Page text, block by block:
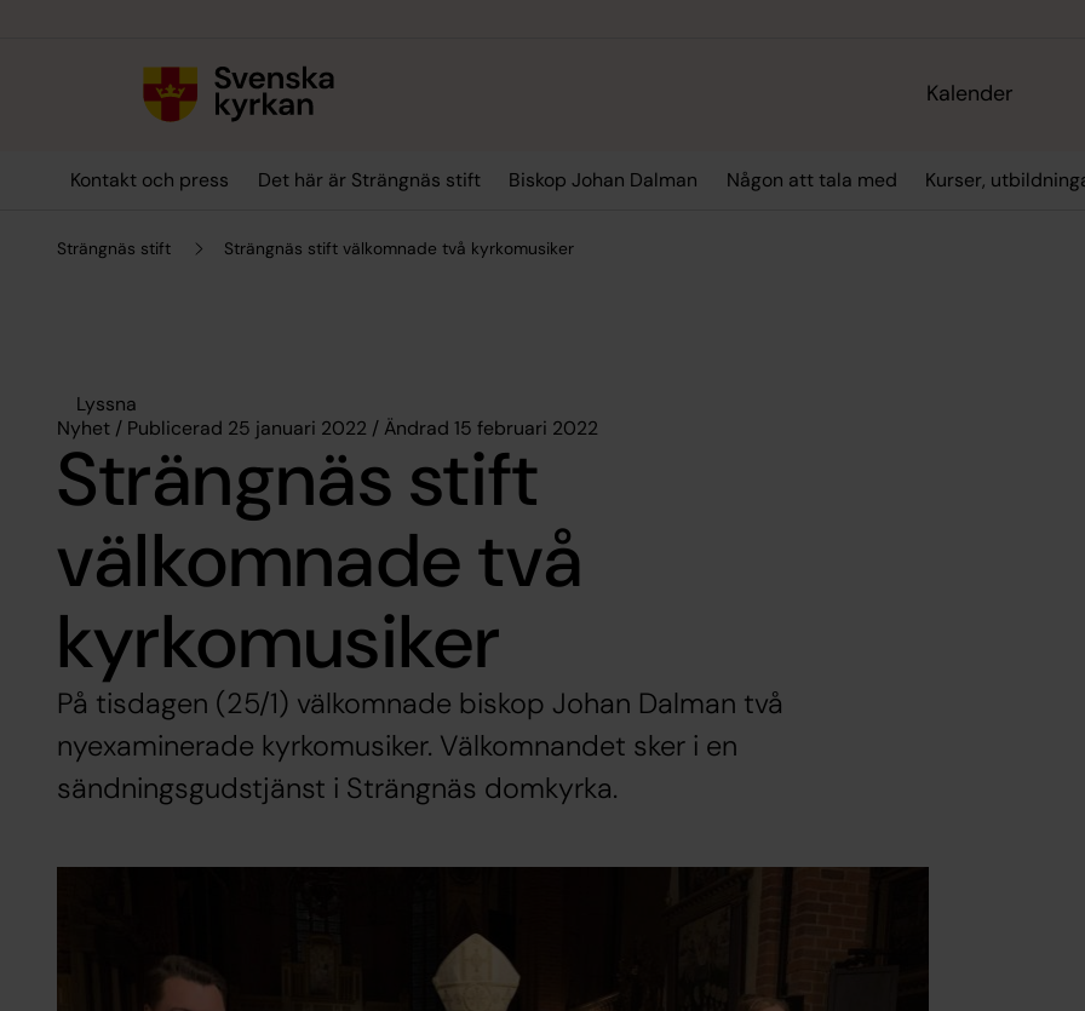
Kalender
Kontakt och press Det här är Strängnäs stift Biskop Johan Dalman Någon att tala med Kurser,
Strängnäs stift Strängnäs stift välkomnade två kyrkomusiker
Lyssna
Nyhet / Publicerad 25 januari 2022 / Ändrad 15 februari 2022
Strängnäs stift
välkomnade två
kyrkomusiker
På tisdagen (25/1) välkomnade biskop Johan Dalman två
nyexaminerade kyrkomusiker. Välkomnandet sker i en
sändningsgudstjänst i Strängnäs domkyrka.